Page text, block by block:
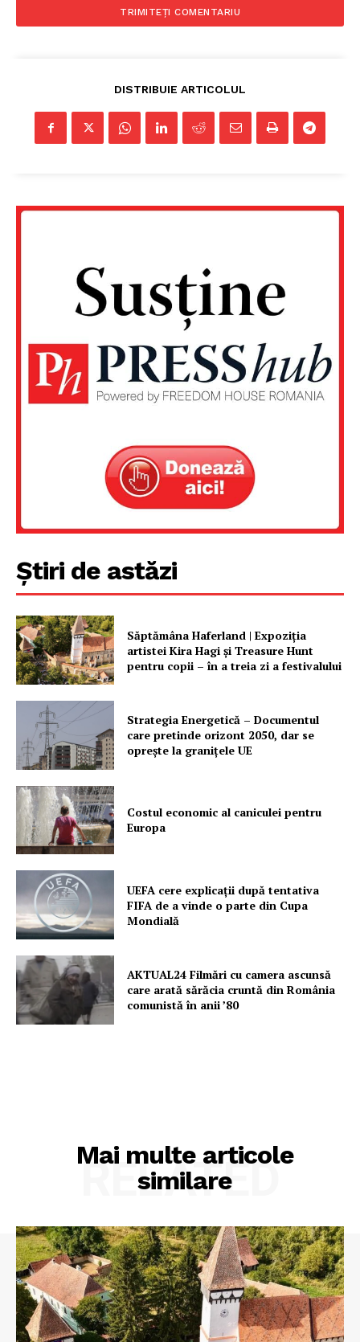
Un proiect
PRESShub
Despre noi / Echipa
Rețea
Contact
DISTRIBUIE ARTICOLUL
Știri de astăzi
Săptămâna Haferland | Expoziţia
artistei Kira Hagi şi Treasure Hunt
pentru copii – în a treia zi a festivalului
Strategia Energetică – Documentul
care pretinde orizont 2050, dar se
oprește la granițele UE
Costul economic al caniculei pentru
Europa
UEFA cere explicații după tentativa
FIFA de a vinde o parte din Cupa
Mondială
AKTUAL24 Filmări cu camera ascunsă
care arată sărăcia cruntă din România
comunistă în anii ’80
Mai multe articole
similare
RELATED